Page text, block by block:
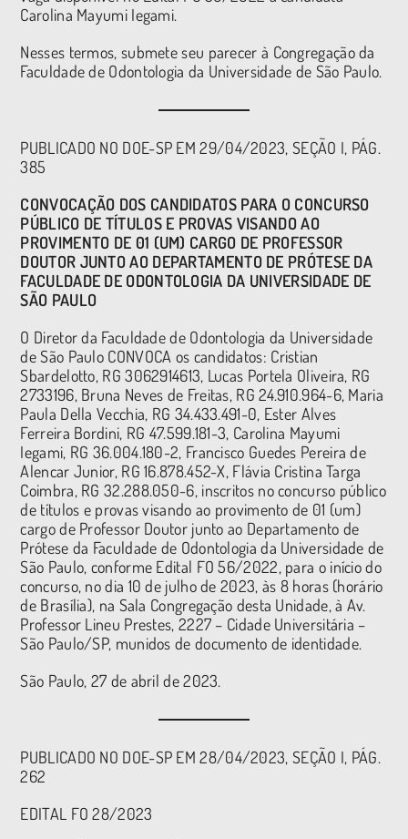
Carolina Mayumi Iegami.
Nesses termos, submete seu parecer à Congregação da
Faculdade de Odontologia da Universidade de São Paulo.
PUBLICADO NO DOE-SP EM 29/04/2023, SEÇÃO I, PÁG.
385
CONVOCAÇÃO DOS CANDIDATOS PARA O CONCURSO
PÚBLICO DE TÍTULOS E PROVAS VISANDO AO
PROVIMENTO DE 01 (UM) CARGO DE PROFESSOR
DOUTOR JUNTO AO DEPARTAMENTO DE PRÓTESE DA
FACULDADE DE ODONTOLOGIA DA UNIVERSIDADE DE
SÃO PAULO
O Diretor da Faculdade de Odontologia da Universidade
de São Paulo CONVOCA os candidatos: Cristian
Sbardelotto, RG 3062914613, Lucas Portela Oliveira, RG
2733196, Bruna Neves de Freitas, RG 24.910.964-6, Maria
Paula Della Vecchia, RG 34.433.491-0, Ester Alves
Ferreira Bordini, RG 47.599.181-3, Carolina Mayumi
Iegami, RG 36.004.180-2, Francisco Guedes Pereira de
Alencar Junior, RG 16.878.452-X, Flávia Cristina Targa
Coimbra, RG 32.288.050-6, inscritos no concurso público
de títulos e provas visando ao provimento de 01 (um)
cargo de Professor Doutor junto ao Departamento de
Prótese da Faculdade de Odontologia da Universidade de
São Paulo, conforme Edital FO 56/2022, para o início do
concurso, no dia 10 de julho de 2023, às 8 horas (horário
de Brasília), na Sala Congregação desta Unidade, à Av.
Professor Lineu Prestes, 2227 – Cidade Universitária –
São Paulo/SP, munidos de documento de identidade.
São Paulo, 27 de abril de 2023.
PUBLICADO NO DOE-SP EM 28/04/2023, SEÇÃO I, PÁG.
262
EDITAL FO 28/2023